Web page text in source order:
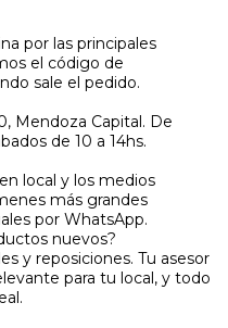
por las principales
el código de
sale el pedido.
Mendoza Capital. De
de 10 a 14hs.
local y los medios
más grandes
por WhatsApp.
nuevos?
y reposiciones. Tu asesor
para tu local, y todo